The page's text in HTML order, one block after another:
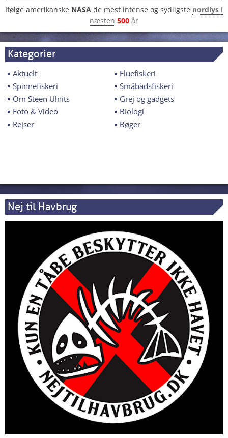
Ifølge amerikanske NASA de mest intense og sydligste nordlys i
næsten 500 år
Kategorier
Aktuelt
Fluefiskeri
Spinnefiskeri
Småbådsfiskeri
Om Steen Ulnits
Grej og gadgets
Foto & Video
Biologi
Rejser
Bøger
Nej til Havbrug